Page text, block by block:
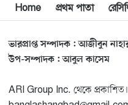
‘জুলাইকার’ এই
১২
জুলাই যোদ্ধাদের
জন্য লজ্জার হবে:
১৩
মিশিগানে
Home প্রথম পাতা
ভারপ্রাপ্ত সম্পাদক : আজীবুন
উপ-সম্পাদক : আবুল কাসেম
ARI Group Inc. থেকে